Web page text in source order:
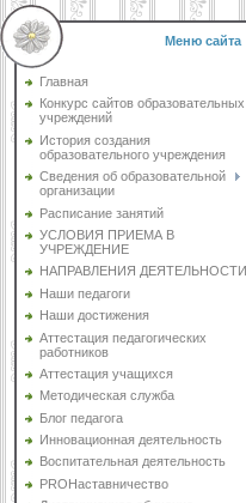
Меню сайта
Главная
Конкурс сайтов образовательных
учреждений
История создания
образовательного учреждения
Сведения об образовательной
организации
Расписание занятий
УСЛОВИЯ ПРИЕМА В
УЧРЕЖДЕНИЕ
НАПРАВЛЕНИЯ ДЕЯТЕЛЬНОСТИ
Наши педагоги
Наши достижения
Аттестация педагогических
работников
Аттестация учащихся
Методическая служба
Блог педагога
Инновационная деятельность
Воспитательная деятельность
PROНаставничество